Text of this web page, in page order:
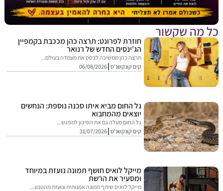
שקשור
חוזרת לפרונט: תרצה כהן מככבת בקמפיין
הג'ינסים החדש של רנואר
תרצה כהן ממשיכה לבסס את מעמדה בעולם...
קים קונקשנ'ס 06/08/2026
גל החום מביא איתו סכנה נוספת: הנחשים
יוצאים מהמחבוא
גל החום מעלה גם את הסיכון למפגש...
קים קונקשנ'ס 31/07/2026
מייקל לואיס חושף תמונה נועזת במיוחד
ומסעיר את הרשת
מייקל לואיס שיתף תמונה אמנותית ונועזת מהטבע...